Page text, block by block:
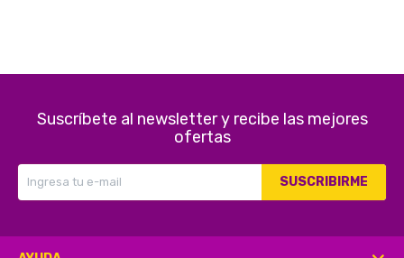
Suscríbete al newsletter y recibe las mejores
ofertas
SUSCRIBIRME
Deportes y Tiempo Libre